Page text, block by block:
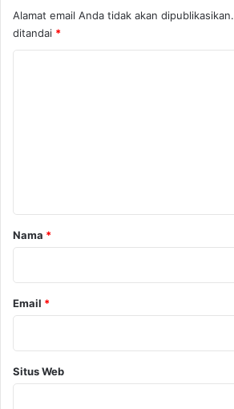
Alamat email Anda tidak akan dipublikasikan.
ditandai *
rNama *
Email *
Situs Web